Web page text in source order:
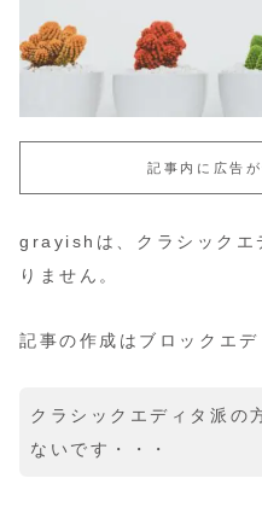
記事内に広告
grayishは、クラシックエ
りません。
記事の作成はブロックエ
クラシックエディタ派の
ないです・・・